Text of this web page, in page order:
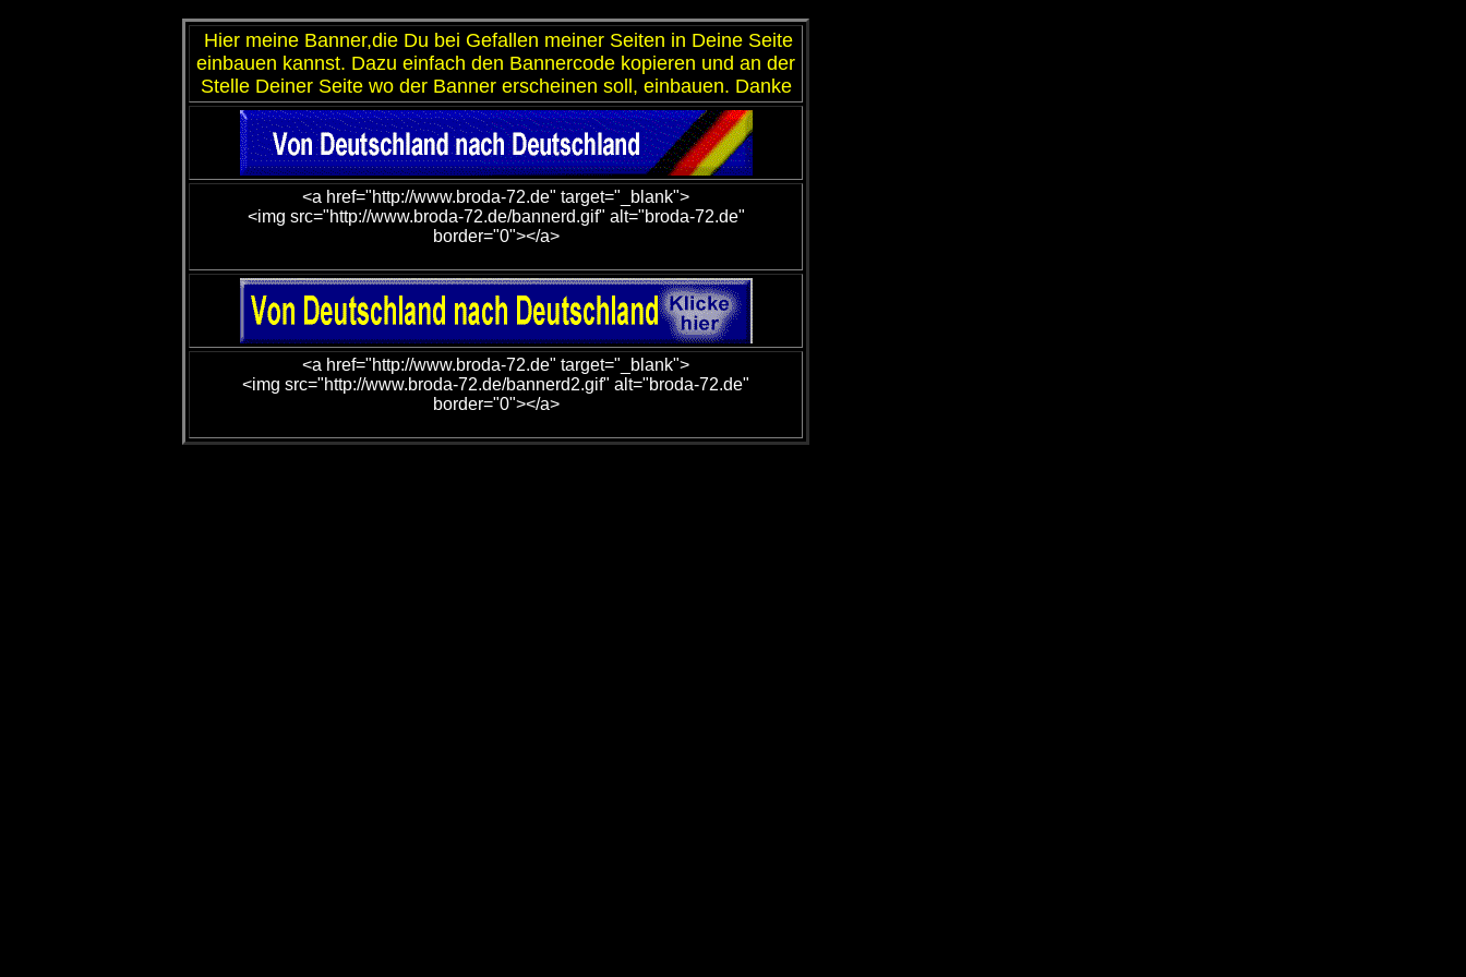
Hier meine Banner,die Du bei Gefallen meiner Seiten in Deine Seite
einbauen kannst. Dazu einfach den Bannercode kopieren und an der
Stelle Deiner Seite wo der Banner erscheinen soll, einbauen. Danke
<a href="http://www.broda-72.de" target="_blank">
<img src="http://www.broda-72.de/bannerd.gif" alt="broda-72.de"
border="0"></a>
<a href="http://www.broda-72.de" target="_blank">
<img src="http://www.broda-72.de/bannerd2.gif" alt="broda-72.de"
border="0"></a>